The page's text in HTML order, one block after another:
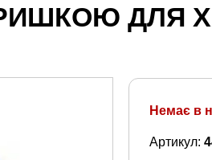
ДЛЯ
Немає в
Артикул: